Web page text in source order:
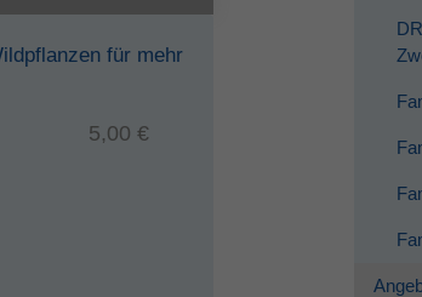
für mehr
5,00 €